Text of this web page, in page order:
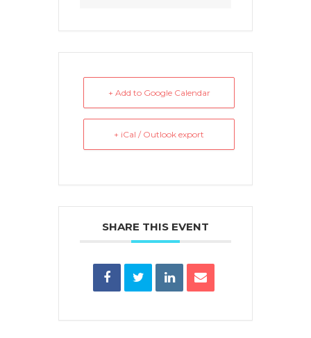
+ Add to Google Calendar
+ iCal / Outlook export
SHARE THIS EVENT